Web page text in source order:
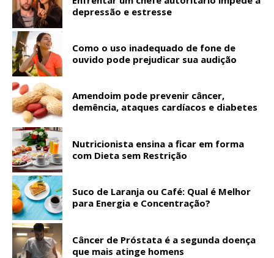
depressão e estresse
Como o uso inadequado de fone de
ouvido pode prejudicar sua audição
Amendoim pode prevenir câncer,
demência, ataques cardíacos e diabetes
Nutricionista ensina a ficar em forma
com Dieta sem Restrição
Suco de Laranja ou Café: Qual é Melhor
para Energia e Concentração?
Câncer de Próstata é a segunda doença
que mais atinge homens